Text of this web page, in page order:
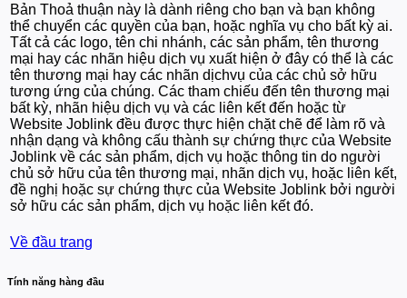
Bản Thoả thuận này là dành riêng cho bạn và bạn không
thể chuyển các quyền của bạn, hoặc nghĩa vụ cho bất kỳ ai.
Tất cả các logo, tên chi nhánh, các sản phẩm, tên thương
mại hay các nhãn hiệu dịch vụ xuất hiện ở đây có thể là các
tên thương mại hay các nhãn dịchvụ của các chủ sở hữu
tương ứng của chúng. Các tham chiếu đến tên thương mại
bất kỳ, nhãn hiệu dịch vụ và các liên kết đến hoặc từ
Website Joblink đều được thực hiện chặt chẽ để làm rõ và
nhận dạng và không cấu thành sự chứng thực của Website
Joblink về các sản phẩm, dịch vụ hoặc thông tin do người
chủ sở hữu của tên thương mại, nhãn dịch vụ, hoặc liên kết,
đề nghị hoặc sự chứng thực của Website Joblink bởi người
sở hữu các sản phẩm, dịch vụ hoặc liên kết đó.
Về đầu trang
Tính năng hàng đầu